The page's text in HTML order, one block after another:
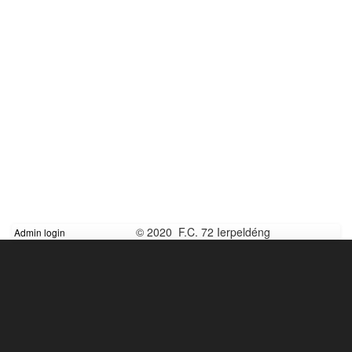
Admin login © 2020 F.C. 72 Ierpeldéng